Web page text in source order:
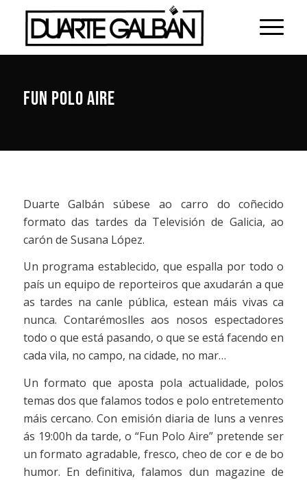
FUN POLO AIRE
Duarte Galbán súbese ao carro do coñecido
formato das tardes da Televisión de Galicia, ao
carón de Susana López.
Un programa establecido, que espalla por todo o
país un equipo de reporteiros que axudarán a que
as tardes na canle pública, estean máis vivas ca
nunca. Contarémoslles aos nosos espectadores
todo o que está pasando, o que se está facendo en
cada vila, no campo, na cidade, no mar…
Un formato que aposta pola actualidade, polos
temas dos que falamos todos e polo entretemento
máis cercano. Con emisión diaria de luns a venres
ás 19:00h da tarde, o “Fun Polo Aire” pretende ser
un formato agradable, fresco, cheo de cor e de bo
humor. En definitiva, falamos dun magazine de